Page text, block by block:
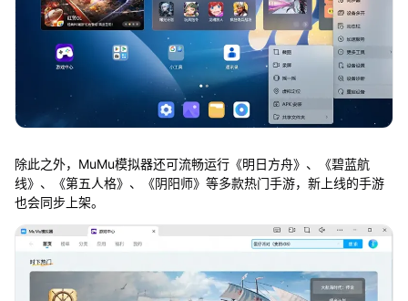
除此之外，MuMu模拟器还可流畅运行《明日方舟》、《碧蓝航
线》、《第五人格》、《阴阳师》等多款热门手游，新上线的手游
也会同步上架。